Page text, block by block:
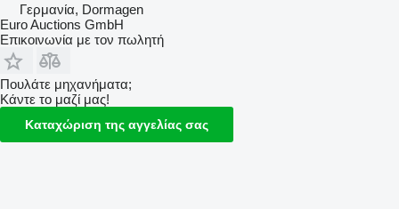
Γερμανία, Dormagen
Euro Auctions GmbH
Επικοινωνία με τον πωλητή
Πουλάτε μηχανήματα;
Κάντε το μαζί μας!
Καταχώριση της αγγελίας σας